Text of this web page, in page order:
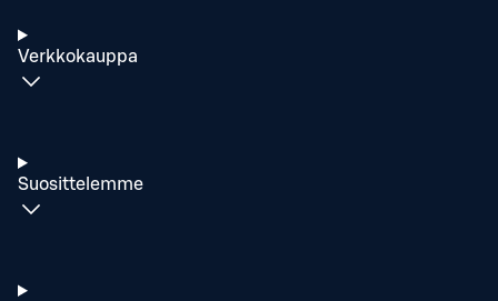
Verkkokauppa
Suosittelemme